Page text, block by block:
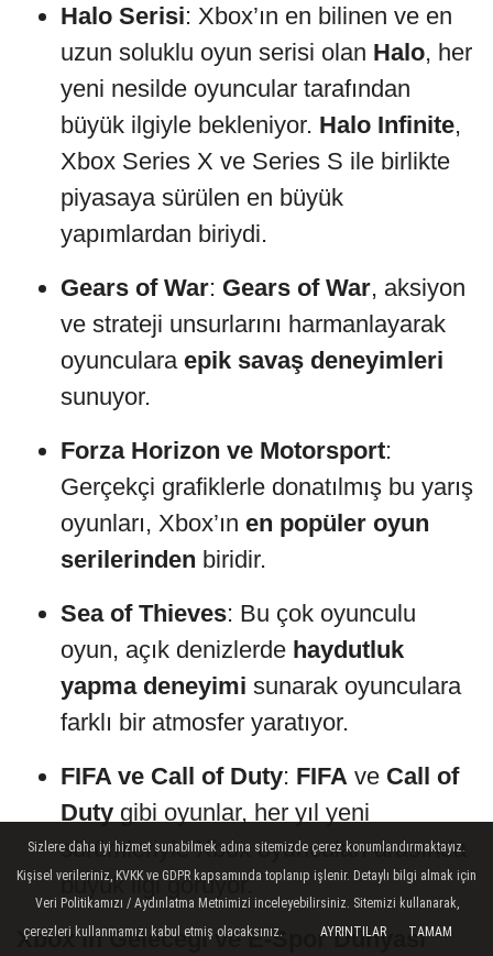
Halo Serisi: Xbox’ın en bilinen ve en
uzun soluklu oyun serisi olan Halo, her
yeni nesilde oyuncular tarafından
büyük ilgiyle bekleniyor. Halo Infinite,
Xbox Series X ve Series S ile birlikte
piyasaya sürülen en büyük
yapımlardan biriydi.
Gears of War: Gears of War, aksiyon
ve strateji unsurlarını harmanlayarak
oyunculara epik savaş deneyimleri
sunuyor.
Forza Horizon ve Motorsport:
Gerçekçi grafiklerle donatılmış bu yarış
oyunları, Xbox’ın en popüler oyun
serilerinden biridir.
Sea of Thieves: Bu çok oyunculu
oyun, açık denizlerde haydutluk
yapma deneyimi sunarak oyunculara
farklı bir atmosfer yaratıyor.
FIFA ve Call of Duty: FIFA ve Call of
Duty gibi oyunlar, her yıl yeni
sürümleriyle Xbox oyuncuları arasında
büyük ilgi görüyor.
Xbox’ın Geleceği ve E-Spor Dünyası
Sizlere daha iyi hizmet sunabilmek adına sitemizde çerez konumlandırmaktayız.
Kişisel verileriniz, KVKK ve GDPR kapsamında toplanıp işlenir. Detaylı bilgi almak için
Veri Politikamızı / Aydınlatma Metnimizi inceleyebilirsiniz. Sitemizi kullanarak,
çerezleri kullanmamızı kabul etmiş olacaksınız.
AYRINTILAR TAMAM